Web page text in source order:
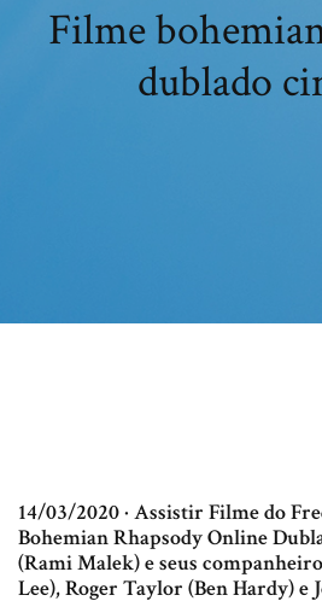
Filme
dublado
14/03/2020 · Assistir Filme do
Bohemian Rhapsody Online
(Rami Malek) e seus
Lee), Roger Taylor (Ben Hardy) e